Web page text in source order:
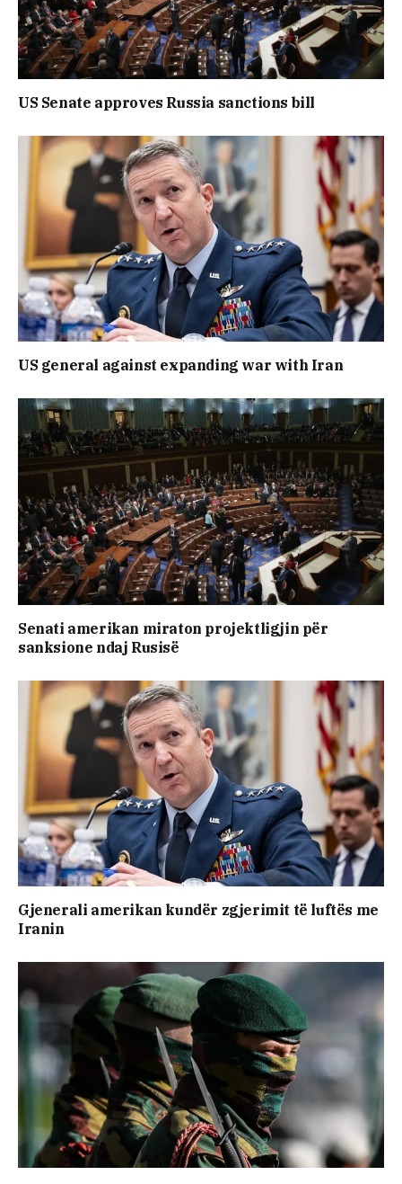
US Senate approves Russia sanctions bill
US general against expanding war with Iran
Senati amerikan miraton projektligjin për
sanksione ndaj Rusisë
Gjenerali amerikan kundër zgjerimit të luftës me
Iranin